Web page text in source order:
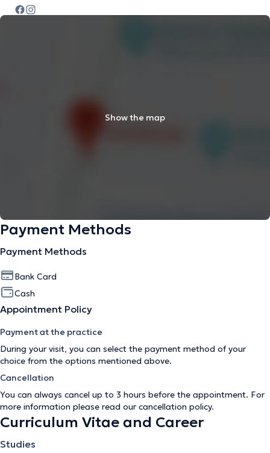
Show the map
Payment Methods
Payment Methods
Bank Card
Cash
Appointment Policy
Payment at the practice
During your visit, you can select the payment method of your
choice from the options mentioned above.
Cancellation
You can always cancel up to 3 hours before the appointment. For
more information please read our cancellation policy.
Curriculum Vitae and Career
Studies